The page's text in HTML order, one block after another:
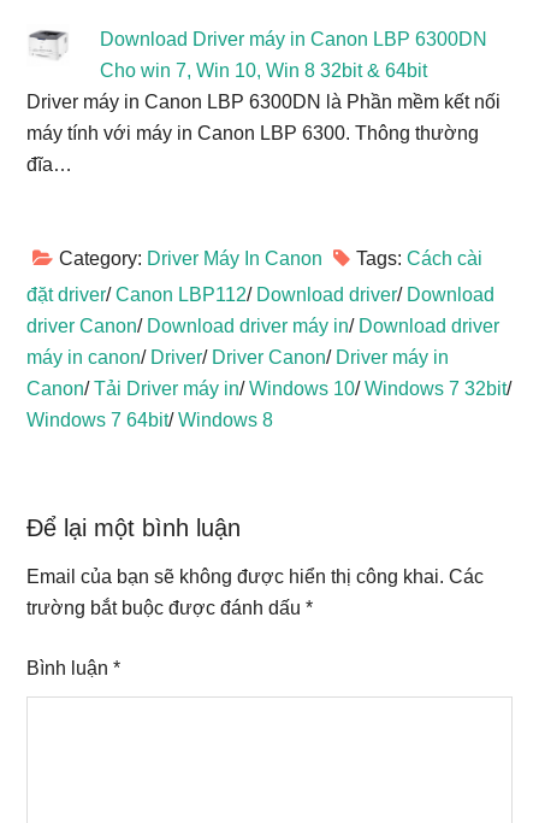
Download Driver máy in Canon LBP 6300DN
Cho win 7, Win 10, Win 8 32bit & 64bit
Driver máy in Canon LBP 6300DN là Phần mềm kết nối
máy tính với máy in Canon LBP 6300. Thông thường
đĩa…
Category: Driver Máy In Canon Tags:Cách cài
đặt driver/Canon LBP112/ Download driver/ Download
driver Canon/ Download driver máy in/ Download driver
máy in canon/ Driver/ Driver Canon/ Driver máy in
Canon/Tải Driver máy in/Windows 10/Windows 7 32bit/
Windows 7 64bit/Windows 8
Reader
Interactions
Để lại một bình luận
Email của bạn sẽ không được hiển thị công khai. Các
trường bắt buộc được đánh dấu*
Bình luận*